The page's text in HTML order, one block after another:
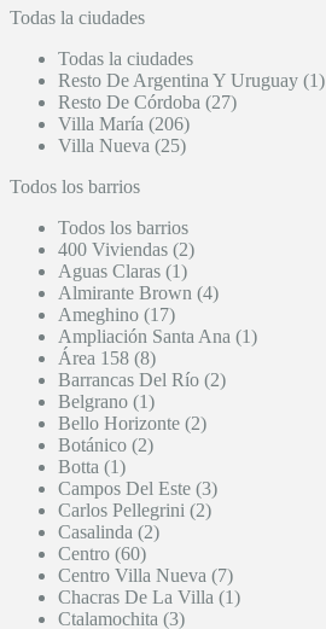
Todas la ciudades
Todas la ciudades
Resto De Argentina Y Uruguay (1)
Resto De Córdoba (27)
Villa María (206)
Villa Nueva (25)
Todos los barrios
Todos los barrios
400 Viviendas (2)
Aguas Claras (1)
Almirante Brown (4)
Ameghino (17)
Ampliación Santa Ana (1)
Área 158 (8)
Barrancas Del Río (2)
Belgrano (1)
Bello Horizonte (2)
Botánico (2)
Botta (1)
Campos Del Este (3)
Carlos Pellegrini (2)
Casalinda (2)
Centro (60)
Centro Villa Nueva (7)
Chacras De La Villa (1)
Ctalamochita (3)